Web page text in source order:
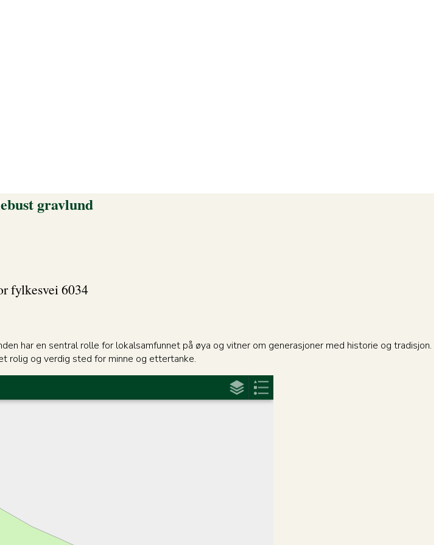
gravlund
fylkesvei 6034
har en sentral rolle for lokalsamfunnet på øya og vitner om generasjoner med historie og tradisjon.
rolig og verdig sted for minne og ettertanke.